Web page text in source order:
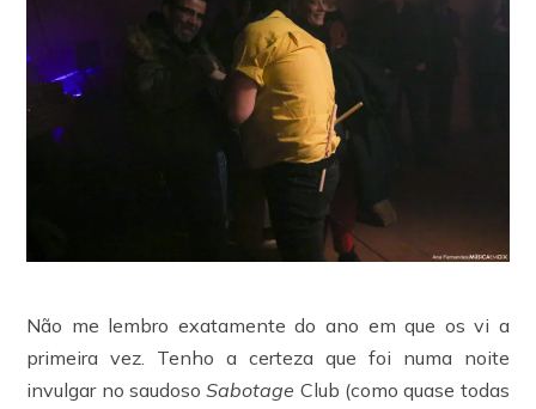
Não me lembro exatamente do ano em que os vi a
primeira vez. Tenho a certeza que foi numa noite
invulgar no saudosoSabotage Club (como quase todas